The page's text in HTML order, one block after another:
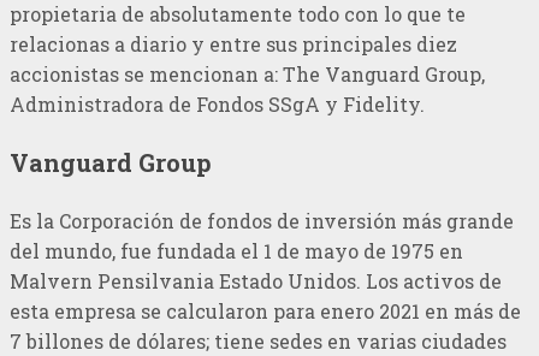
propietaria de absolutamente todo con lo que te
relacionas a diario y entre sus principales diez
accionistas se mencionan a: The Vanguard Group,
Administradora de Fondos SSgA y Fidelity.
Vanguard Group
Es la Corporación de fondos de inversión más grande
del mundo, fue fundada el 1 de mayo de 1975 en
Malvern Pensilvania Estado Unidos. Los activos de
esta empresa se calcularon para enero 2021 en más de
7 billones de dólares; tiene sedes en varias ciudades